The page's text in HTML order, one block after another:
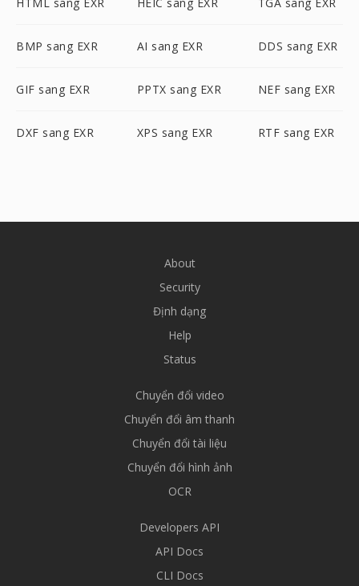
BMP sang EXR AI sang EXR DDS sang EXR
GIF sang EXR PPTX sang EXR NEF sang EXR
DXF sang EXR XPS sang EXR RTF sang EXR
About
Security
Định dạng
Help
Status
Chuyển đổi video
Chuyển đổi âm thanh
Chuyển đổi tài liệu
Chuyển đổi hình ảnh
OCR
Developers API
API Docs
CLI Docs